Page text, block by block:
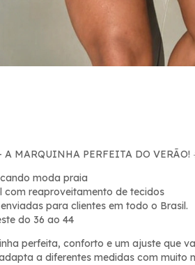
MARQUINHA PERFEITA DO VERÃO!
moda praia
com reaproveitamento de tecidos
para clientes em todo o Brasil.
do 36 ao 44
perfeita, conforto e um ajuste que
a diferentes medidas com muito